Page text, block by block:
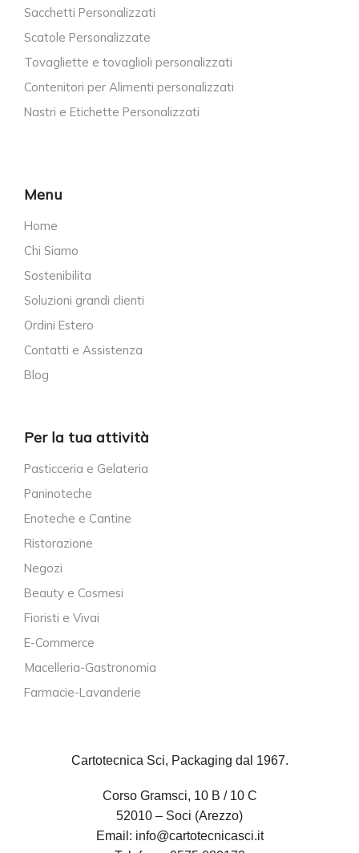
Sacchetti Personalizzati
Scatole Personalizzate
Tovagliette e tovaglioli personalizzati
Contenitori per Alimenti personalizzati
Nastri e Etichette Personalizzati
Menu
Home
Chi Siamo
Sostenibilita
Soluzioni grandi clienti
Ordini Estero
Contatti e Assistenza
Blog
Per la tua attività
Pasticceria e Gelateria
Paninoteche
Enoteche e Cantine
Ristorazione
Negozi
Beauty e Cosmesi
Fioristi e Vivai
E-Commerce
Macelleria-Gastronomia
Farmacie-Lavanderie
Cartotecnica Sci, Packaging dal 1967.
Corso Gramsci, 10 B / 10 C
52010 – Soci (Arezzo)
Email: info@cartotecnicasci.it